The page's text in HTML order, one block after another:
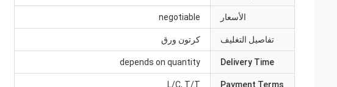
الأسعار negotiable
تفاصيل التغليف كرتون ورق
Delivery Time
depends on quantity
Payment Terms
L/C, T/T